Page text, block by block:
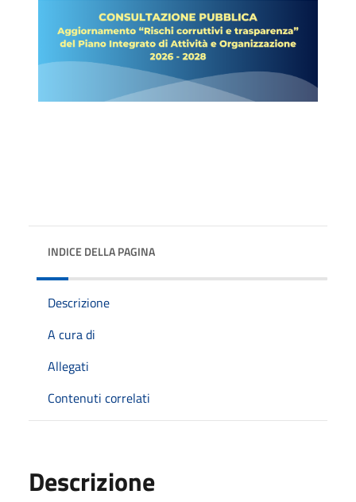
INDICE DELLA PAGINA
Descrizione
A cura di
Allegati
Contenuti correlati
Descrizione